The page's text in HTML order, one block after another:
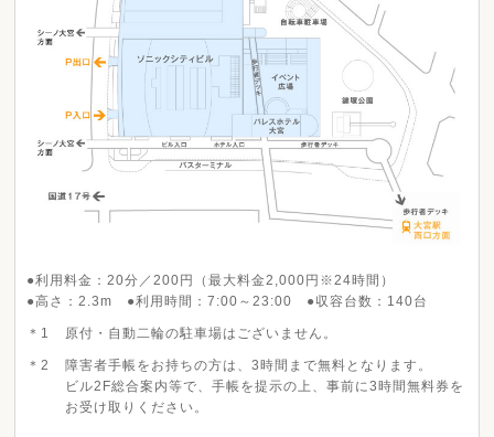
●利用料金：20分／200円（最大料金2,000円※24時間）
●高さ：2.3m ●利用時間：7:00～23:00 ●収容台数：140台
＊1 原付・自動二輪の駐車場はございません。
＊2 障害者手帳をお持ちの方は、3時間まで無料となります。
ビル2F総合案内等で、手帳を提示の上、事前に3時間無料券を
お受け取りください。